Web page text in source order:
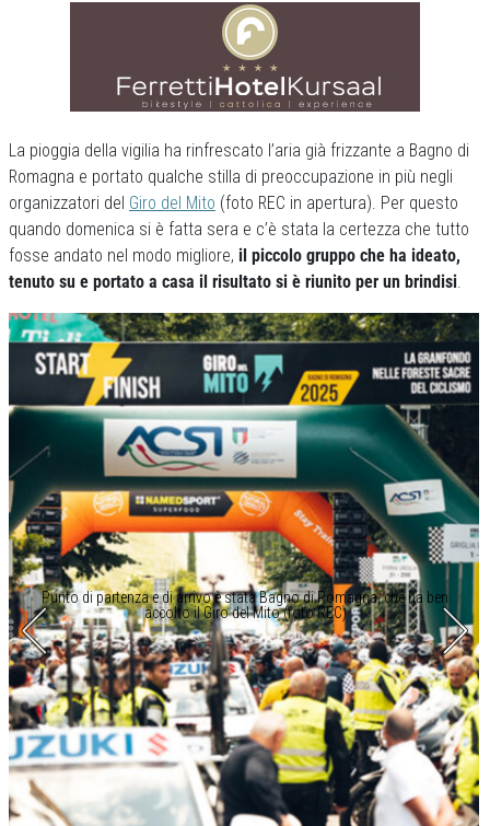
La pioggia della vigilia ha rinfrescato l’aria già frizzante a Bagno di
Romagna e portato qualche stilla di preoccupazione in più negli
organizzatori del Giro del Mito (foto REC in apertura). Per questo
quando domenica si è fatta sera e c’è stata la certezza che tutto
fosse andato nel modo migliore, il piccolo gruppo che ha ideato,
tenuto su e portato a casa il risultato si è riunito per un brindisi.
Punto di partenza e di arrivo è stata Bagno di Romagna, che ha ben
accolto il Giro del Mito (foto REC)